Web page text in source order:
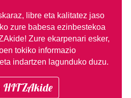
libre eta kalitatez jaso
zure babesa ezinbestekoa
Zure ekarpenari esker,
tokiko informazio
indartzen lagunduko duzu.
HITZAkide